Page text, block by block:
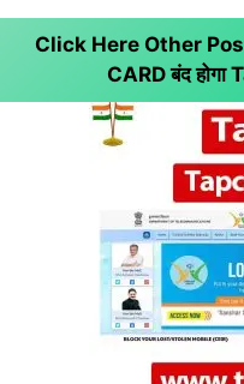
Click Here Other
CARD बंद होगा